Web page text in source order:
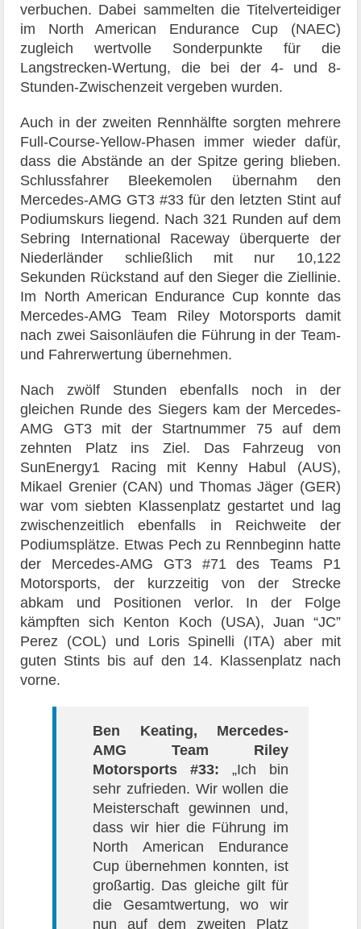
verbuchen. Dabei sammelten die Titelverteidiger
im North American Endurance Cup (NAEC)
zugleich wertvolle Sonderpunkte für die
Langstrecken-Wertung, die bei der 4- und 8-
Stunden-Zwischenzeit vergeben wurden.
Auch in der zweiten Rennhälfte sorgten mehrere
Full-Course-Yellow-Phasen immer wieder dafür,
dass die Abstände an der Spitze gering blieben.
Schlussfahrer Bleekemolen übernahm den
Mercedes-AMG GT3 #33 für den letzten Stint auf
Podiumskurs liegend. Nach 321 Runden auf dem
Sebring International Raceway überquerte der
Niederländer schließlich mit nur 10,122
Sekunden Rückstand auf den Sieger die Ziellinie.
Im North American Endurance Cup konnte das
Mercedes-AMG Team Riley Motorsports damit
nach zwei Saisonläufen die Führung in der Team-
und Fahrerwertung übernehmen.
Nach zwölf Stunden ebenfalls noch in der
gleichen Runde des Siegers kam der Mercedes-
AMG GT3 mit der Startnummer 75 auf dem
zehnten Platz ins Ziel. Das Fahrzeug von
SunEnergy1 Racing mit Kenny Habul (AUS),
Mikael Grenier (CAN) und Thomas Jäger (GER)
war vom siebten Klassenplatz gestartet und lag
zwischenzeitlich ebenfalls in Reichweite der
Podiumsplätze. Etwas Pech zu Rennbeginn hatte
der Mercedes-AMG GT3 #71 des Teams P1
Motorsports, der kurzzeitig von der Strecke
abkam und Positionen verlor. In der Folge
kämpften sich Kenton Koch (USA), Juan “JC”
Perez (COL) und Loris Spinelli (ITA) aber mit
guten Stints bis auf den 14. Klassenplatz nach
vorne.
Ben Keating, Mercedes-
AMG Team Riley
Motorsports #33: „Ich bin
sehr zufrieden. Wir wollen die
Meisterschaft gewinnen und,
dass wir hier die Führung im
North American Endurance
Cup übernehmen konnten, ist
großartig. Das gleiche gilt für
die Gesamtwertung, wo wir
nun auf dem zweiten Platz